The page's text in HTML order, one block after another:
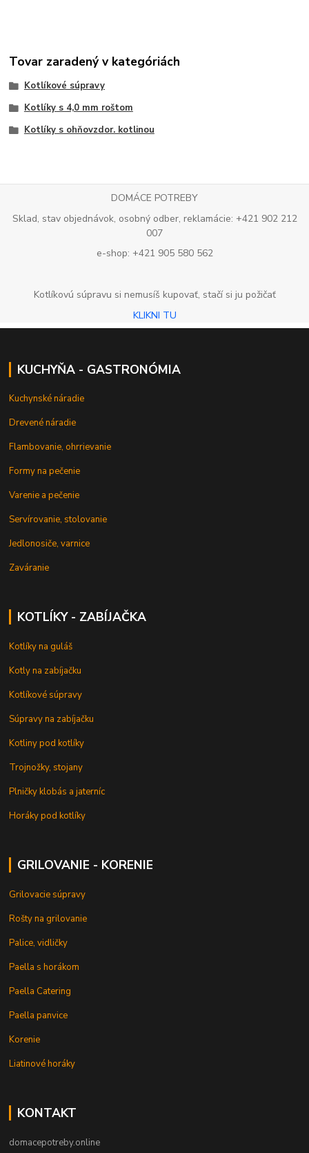
Tovar zaradený v kategóriách
Kotlíkové súpravy
Kotlíky s 4,0 mm roštom
Kotlíky s ohňovzdor. kotlinou
DOMÁCE POTREBY
Sklad, stav objednávok, osobný odber, reklamácie: +421 902 212
007
e-shop: +421 905 580 562
Kotlíkovú súpravu si nemusíš kupovať, stačí si ju požičať
KLIKNI TU
KUCHYŇA - GASTRONÓMIA
Kuchynské náradie
Drevené náradie
Flambovanie, ohrrievanie
Formy na pečenie
Varenie a pečenie
Servírovanie, stolovanie
Jedlonosiče, varnice
Zaváranie
KOTLÍKY - ZABÍJAČKA
Kotlíky na guláš
Kotly na zabíjačku
Kotlíkové súpravy
Súpravy na zabíjačku
Kotliny pod kotlíky
Trojnožky, stojany
Plničky klobás a jaterníc
Horáky pod kotlíky
GRILOVANIE - KORENIE
Grilovacie súpravy
Rošty na grilovanie
Palice, vidličky
Paella s horákom
Paella Catering
Paella panvice
Korenie
Liatinové horáky
KONTAKT
domacepotreby.online